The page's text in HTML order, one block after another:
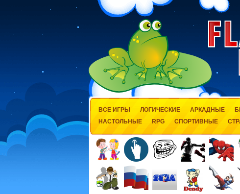
ВСЕ ИГРЫ ЛОГИЧЕСКИЕ АРКАДНЫЕ
НАСТОЛЬНЫЕ
RPG СПОРТИВНЫЕ